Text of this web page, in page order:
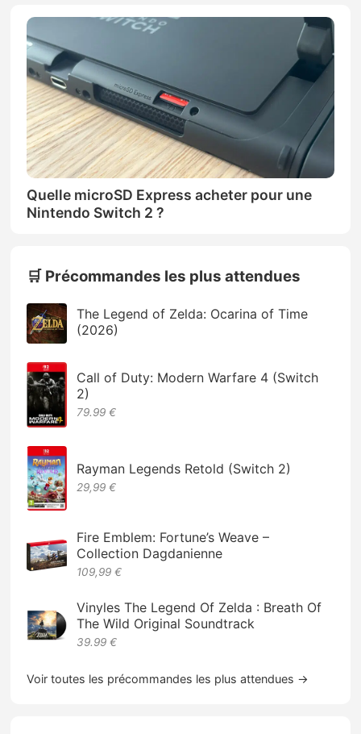
Quelle microSD Express acheter pour une
Nintendo Switch 2 ?
🛒 Précommandes les plus attendues
The Legend of Zelda: Ocarina of Time
(2026)
Call of Duty: Modern Warfare 4 (Switch
2)
79.99 €
Rayman Legends Retold (Switch 2)
29,99 €
Fire Emblem: Fortune’s Weave –
Collection Dagdanienne
109,99 €
Vinyles The Legend Of Zelda : Breath Of
The Wild Original Soundtrack
39.99 €
Voir toutes les précommandes les plus attendues →